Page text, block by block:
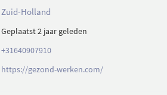
Zuid-Holland
Geplaatst 2 jaar geleden
+31640907910
https://gezond-werken.com/